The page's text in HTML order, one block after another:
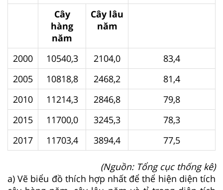
Cây
hàng
năm
Cây lâu
năm
2000 10540,3 2104,0
83,4
2005
10818,8 2468,2
81,4
2010
11214,3 2846,8
79,8
2015
11700,0 3245,3
78,3
2017
11703,4 3894,4 77,5
(Nguồn: Tổng cục thống kê)
a) Vẽ biểu đồ thích hợp nhất để thể hiện diện tích